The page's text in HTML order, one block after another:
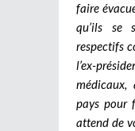
faire
qu’ils se
respectifs
l’ex-
pays pour
attend de